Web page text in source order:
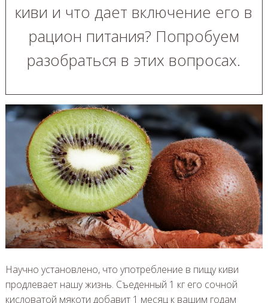
киви и что дает включение его в
рацион питания? Попробуем
разобраться в этих вопросах.
Научно установлено, что употребление в пищу киви
продлевает нашу жизнь. Съеденный 1 кг его сочной
кисловатой мякоти добавит 1 месяц к вашим годам